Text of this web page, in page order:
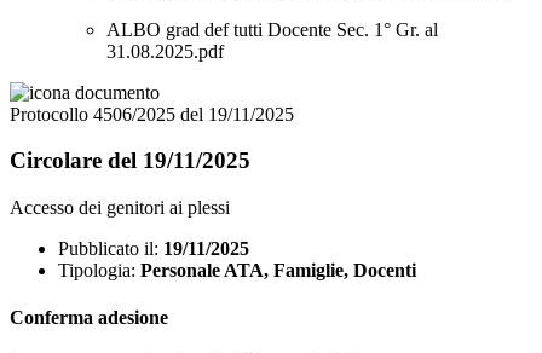
ALBO grad def tutti Docente Sec. 1° Gr. al
31.08.2025.pdf
Protocollo 4506/2025 del 19/11/2025
Circolare del 19/11/2025
Accesso dei genitori ai plessi
Pubblicato il: 19/11/2025
Tipologia: Personale ATA, Famiglie, Docenti
Conferma adesione